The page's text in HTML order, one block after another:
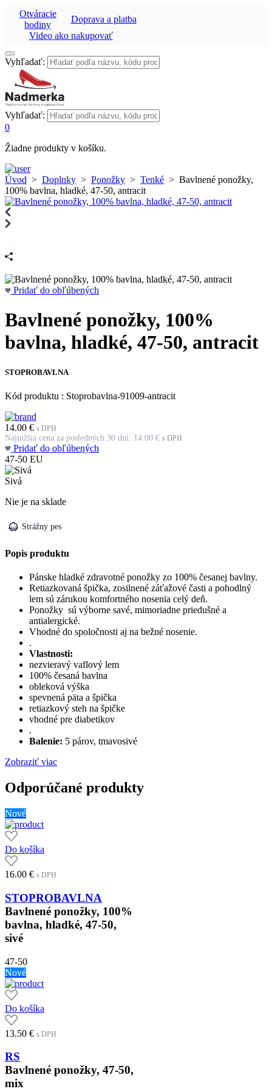
Otváracie
hodiny
Doprava a platba
Video ako nakupovať
Vyhľadať:
Vyhľadať:
0
Žiadne produkty v košíku.
Úvod > Doplnky > Ponožky > Tenké > Bavlnené ponožky,
100% bavlna, hladké, 47-50, antracit
Pridať do obľúbených
Bavlnené ponožky, 100%
bavlna, hladké, 47-50, antracit
STOPROBAVLNA
Kód produktu : Stoprobavlna-91009-antracit
14.00 € s DPH
Najnižšia cena za posledných 30 dní: 14.00 € s DPH
Pridať do obľúbených
47-50 EU
Sivá
Nie je na sklade
Strážny pes
Popis produktu
Pánske hladké zdravotné ponožky zo 100% česanej bavlny.
Retiazkovaná špička, zosilnené záťažové časti a pohodlný
lem sú zárukou komfortného nosenia celý deň.
Ponožky sú výborne savé, mimoriadne priedušné a
antialergické.
Vhodné do spoločnosti aj na bežné nosenie.
.
Vlastnosti:
nezvieravý vaflový lem
100% česaná bavlna
obleková výška
spevnená päta a špička
retiazkový steh na špičke
vhodné pre diabetikov
.
Balenie: 5 párov, tmavosivé
Zobraziť viac
Odporúčané produkty
Nové
Do košíka
16.00 € s DPH
STOPROBAVLNA
Bavlnené ponožky, 100%
bavlna, hladké, 47-50,
sivé
47-50
Nové
Do košíka
13.50 € s DPH
RS
Bavlnené ponožky, 47-50,
mix